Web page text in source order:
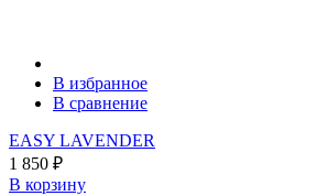
В избранное
В сравнение
EASY LAVENDER
1 850 ₽
В корзину